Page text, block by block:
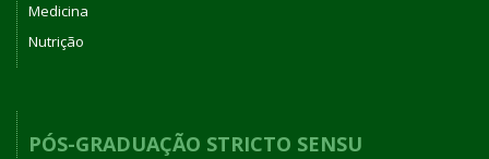
Medicina
Nutrição
PÓS-GRADUAÇÃO STRICTO SENSU